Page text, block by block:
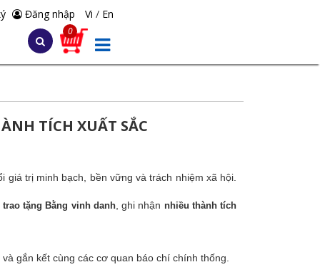
Đăng nhập Vi/ En
0
TÍCH XUẤT SẮC
giá trị minh bạch, bền vững và trách nhiệm xã hội.
tặng Bằng vinh danh, ghi nhận nhiều thành tích
gắn kết cùng các cơ quan báo chí chính thống.